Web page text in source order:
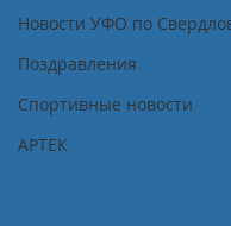
Новости УФО по
Поздравления
Спортивные новости
АРТЕК